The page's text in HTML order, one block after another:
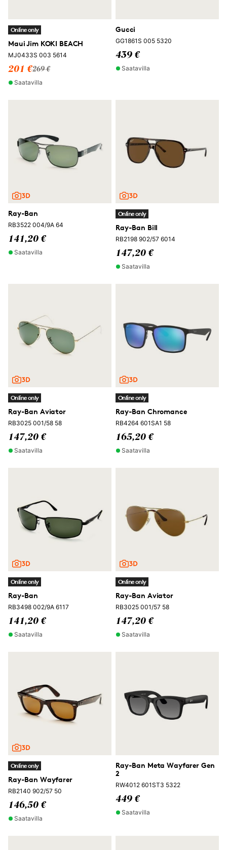
Online only
Maui Jim KOKI BEACH
MJ0433S 003 5614
201 €269 €
Saatavilla
Gucci
GG1861S 005 5320
439 €
Saatavilla
Ray-Ban
RB3522 004/9A 64
141,20 €
Saatavilla
Online only
Ray-Ban Bill
RB2198 902/57 6014
147,20 €
Saatavilla
Online only
Ray-Ban Aviator
RB3025 001/58 58
147,20 €
Saatavilla
Online only
Ray-Ban Chromance
RB4264 601SA1 58
165,20 €
Saatavilla
Online only
Ray-Ban
RB3498 002/9A 6117
141,20 €
Saatavilla
Online only
Ray-Ban Aviator
RB3025 001/57 58
147,20 €
Saatavilla
Online only
Ray-Ban Wayfarer
RB2140 902/57 50
146,50 €
Saatavilla
Ray-Ban Meta Wayfarer Gen
2
RW4012 601ST3 5322
449 €
Saatavilla